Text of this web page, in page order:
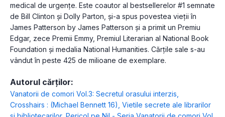
medical de urgențe. Este coautor al bestsellerelor #1 semnate
de Bill Clinton și Dolly Parton, și-a spus povestea vieții în
James Patterson by James Patterson și a primit un Premiu
Edgar, zece Premii Emmy, Premiul Literarian al National Book
Foundation și medalia National Humanities. Cărțile sale s-au
vândut în peste 425 de milioane de exemplare.
Autorul cărților:
Vanatorii de comori Vol.3: Secretul orasului interzis
Crosshairs : (Michael Bennett 16) Vietile secrete ale librarilor